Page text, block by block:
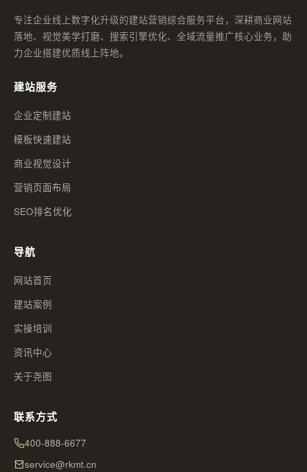
专注企业线上数字化升级的建站营销综合服务平台，深耕商业网站
落地、视觉美学打磨、搜索引擎优化、全域流量推广核心业务，助
力企业搭建优质线上阵地。
建站服务
企业定制建站
模板快速建站
商业视觉设计
营销页面布局
SEO排名优化
导航
网站首页
建站案例
实操培训
资讯中心
关于尧图
联系方式
400-888-6677
service@rkmt.cn